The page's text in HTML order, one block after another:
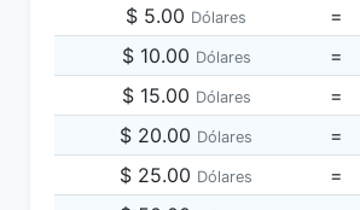
$ 5.00 Dólares =
$ 10.00 Dólares =
$ 15.00 Dólares =
$ 20.00 Dólares =
$ 25.00 Dólares =